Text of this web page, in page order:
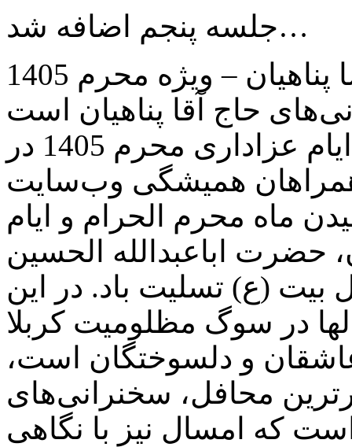
جلسه پنجم اضافه شد…
سخنرانی حجت الاسلام علیرضا پناهیان – ویژه محرم 1405
حاج آقا پناهیان است
که همزمان با فرا رسیدن ایام عزاداری محرم 1405 در
همیشگی وب‌سایت
ماه محرم الحرام و ایام
حضرت اباعبدالله الحسین
بیت (ع) تسلیت باد. در این
در سوگ مظلومیت کربلا
و دلسوختگان است،
محافل، سخنرانی‌های
که امسال نیز با نگاهی